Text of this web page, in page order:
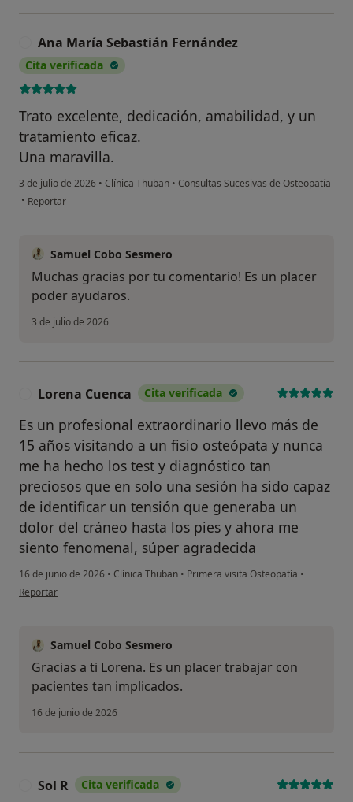
Ana María Sebastián Fernández
Cita verificada
Trato excelente, dedicación, amabilidad, y un
tratamiento eficaz.
Una maravilla.
3 de julio de 2026 • Clínica Thuban • Consultas Sucesivas de Osteopatía
• en opinión del usuario Ana María Sebastián Fernández
Reportar
Samuel Cobo Sesmero
Muchas gracias por tu comentario! Es un placer
poder ayudaros.
3 de julio de 2026
Lorena Cuenca Cita verificada
Es un profesional extraordinario llevo más de
15 años visitando a un fisio osteópata y nunca
me ha hecho los test y diagnóstico tan
preciosos que en solo una sesión ha sido capaz
de identificar un tensión que generaba un
dolor del cráneo hasta los pies y ahora me
siento fenomenal, súper agradecida
16 de junio de 2026 • Clínica Thuban • Primera visita Osteopatía •
en opinión del usuario Lorena Cuenca
Reportar
Samuel Cobo Sesmero
Gracias a ti Lorena. Es un placer trabajar con
pacientes tan implicados.
16 de junio de 2026
Sol R Cita verificada